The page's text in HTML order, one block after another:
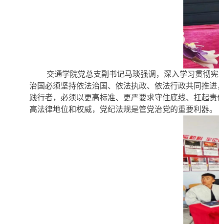
交通学院党总支副书记马琰强调，深入学习贯彻
治国必须坚持依法治国、依法执政、依法行政共同推
践行者，必须以更高标准、更严要求守住底线、扛起
高法律地位和权威，党纪法规是管党治党的重要利器。